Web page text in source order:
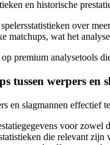
en historische
over
matchups, wat het
premium analysetools
tussen werpers en
en slagmannen effectief
voor zowel
die relevant zijn